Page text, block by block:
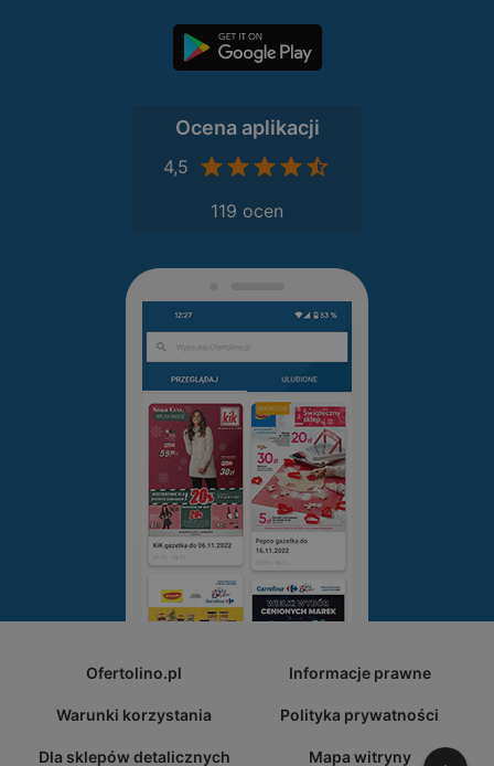
Ocena aplikacji
4,5
119 ocen
Ofertolino.pl Informacje prawne
Warunki korzystania Polityka prywatności
Dla sklepów detalicznych Mapa witryny